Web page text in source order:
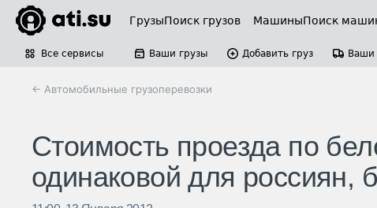
ГрузыПоиск грузов МашиныПоиск
Все сервисы Ваши грузы Добавить груз
← Автомобильные грузоперевозки
Стоимость проезда по
одинаковой для россиян,